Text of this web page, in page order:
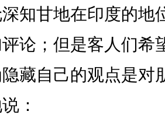
甘地在印度的地
论；但是客人们希
藏自己的观点是对
：